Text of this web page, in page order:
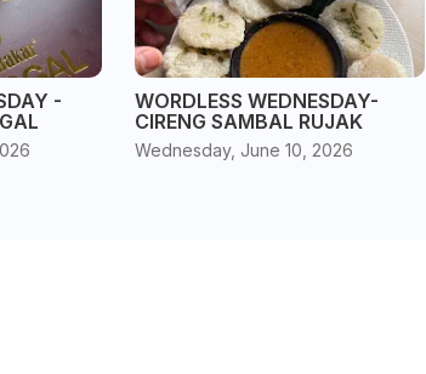
-
WORDLESS WEDNESDAY-
CIRENG SAMBAL RUJAK
Wednesday, June 10, 2026